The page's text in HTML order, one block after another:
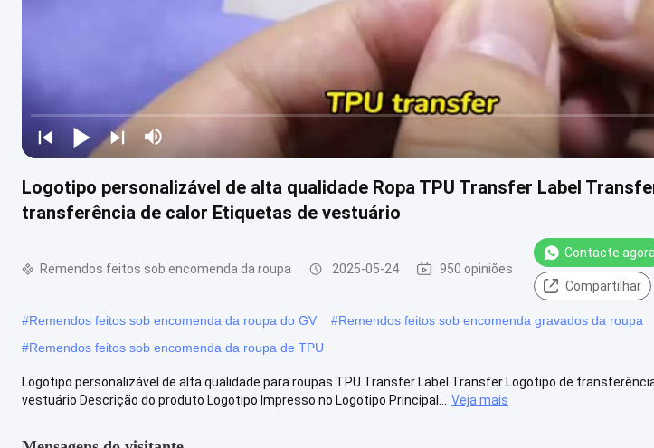
Logotipo personalizável de alta qualidade Ropa TPU Transfer Label
transferência de calor Etiquetas de vestuário
Remendos feitos sob encomenda da roupa 2025-05-24 950 opiniões
Contacte agora
Compartilhar
#Remendos feitos sob encomenda da roupa do GV #Remendos feitos sob encomenda gravados da roupa
#Remendos feitos sob encomenda da roupa de TPU
Logotipo personalizável de alta qualidade para roupas TPU Transfer Label Transfer Logotipo de
vestuário Descrição do produto Logotipo Impresso no Logotipo Principal...
Veja mais